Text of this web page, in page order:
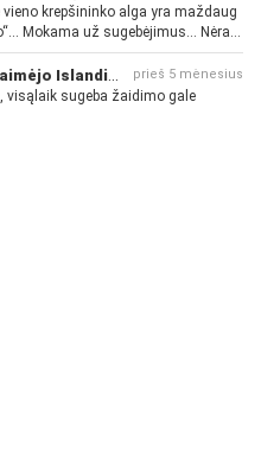
krepšininko alga yra maždaug
Mokama už sugebėjimus... Nėra
prieš 5 mėnesius
visąlaik sugeba žaidimo gale